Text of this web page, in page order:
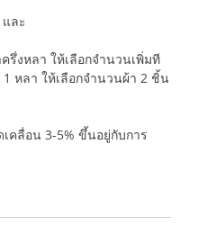
ละ
งหลา ให้เลือกจำนวนเพิ่มที
หลา ให้เลือกจำนวนผ้า 2 ชิ้น
คลื่อน 3-5% ขึ้นอยู่กับการ